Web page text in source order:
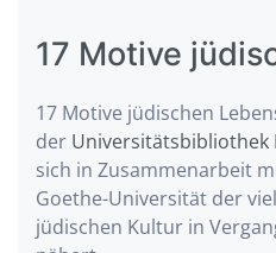
17 Motive
17 Motive jüdischen
der Universitätsbibliothek
sich in Zusammenarbeit
Goethe-Universität der
jüdischen Kultur in